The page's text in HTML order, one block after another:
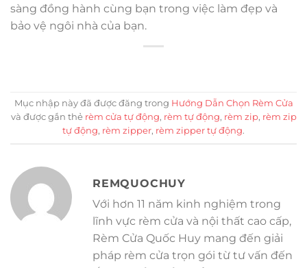
sàng đồng hành cùng bạn trong việc làm đẹp và
bảo vệ ngôi nhà của bạn.
Mục nhập này đã được đăng trong Hướng Dẫn Chọn Rèm Cửa
và được gắn thẻ rèm cửa tự động, rèm tự động, rèm zip, rèm zip
tự động, rèm zipper, rèm zipper tự động.
REMQUOCHUY
Với hơn 11 năm kinh nghiệm trong
lĩnh vực rèm cửa và nội thất cao cấp,
Rèm Cửa Quốc Huy mang đến giải
pháp rèm cửa trọn gói từ tư vấn đến